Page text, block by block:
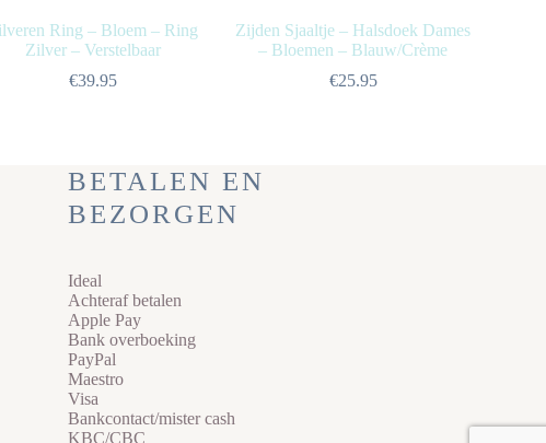
Ring – Bloem – Ring
Zilver – Verstelbaar
€39.95
Zijden Sjaaltje – Halsdoek Dames
– Bloemen – Blauw/Crème
€25.95
BETALEN EN
BEZORGEN
Ideal
Achteraf betalen
Apple Pay
Bank overboeking
PayPal
Maestro
Visa
Bankcontact/mister cash
KBC/CBC